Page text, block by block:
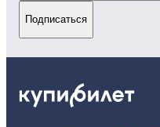
Подписаться